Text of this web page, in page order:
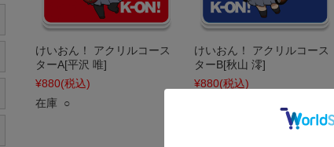
けいおん！ アクリルコース
ターA[平沢 唯]
¥880(税込)
在庫 ○
けいおん！ アクリルコース
ターB[秋山 澪]
¥880(税込)